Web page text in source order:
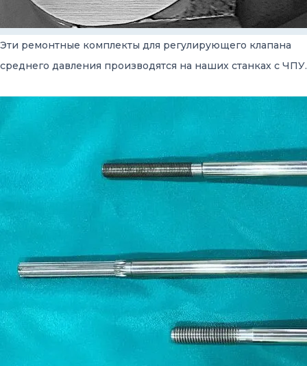
Эти ремонтные комплекты для регулирующего клапана
среднего давления производятся на наших станках с ЧПУ.